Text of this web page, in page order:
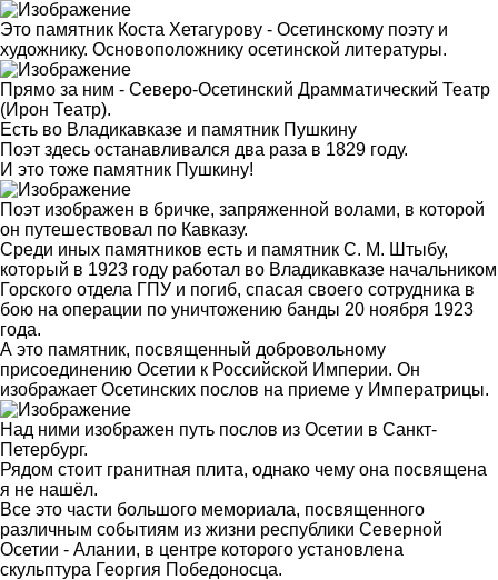
Это памятник Коста Хетагурову - Осетинскому поэту и
художнику. Основоположнику осетинской литературы.
Прямо за ним - Северо-Осетинский Драмматический Театр
(Ирон Театр).
Есть во Владикавказе и памятник Пушкину
Поэт здесь останавливался два раза в 1829 году.
И это тоже памятник Пушкину!
Поэт изображен в бричке, запряженной волами, в которой
он путешествовал по Кавказу.
Среди иных памятников есть и памятник С. М. Штыбу,
который в 1923 году работал во Владикавказе начальником
Горского отдела ГПУ и погиб, спасая своего сотрудника в
бою на операции по уничтожению банды 20 ноября 1923
года.
А это памятник, посвященный добровольному
присоединению Осетии к Российской Империи. Он
изображает Осетинских послов на приеме у Императрицы.
Над ними изображен путь послов из Осетии в Санкт-
Петербург.
Рядом стоит гранитная плита, однако чему она посвящена
я не нашёл.
Все это части большого мемориала, посвященного
различным событиям из жизни республики Северной
Осетии - Алании, в центре которого установлена
скульптура Георгия Победоносца.